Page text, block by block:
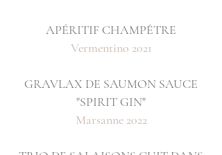
APÉRITIF CHAMPÊTRE
Vermentino 2021
GRAVLAX DE SAUMON SAUCE
"SPIRIT GIN"
Marsanne 2022